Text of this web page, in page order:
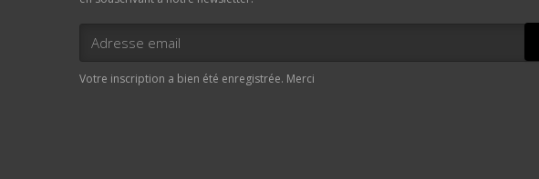
Votre inscription a bien été enregistrée. Merci